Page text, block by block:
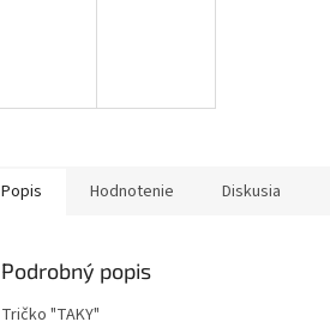
Popis Hodnotenie Diskusia
Podrobný popis
Tričko "TAKY"